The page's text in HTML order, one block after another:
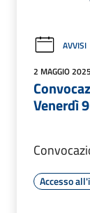
AVVISI
2 MAGGIO 2025
Venerdì
Accesso